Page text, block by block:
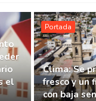
el
Portada
Clima: Se
fresco y un
con baja